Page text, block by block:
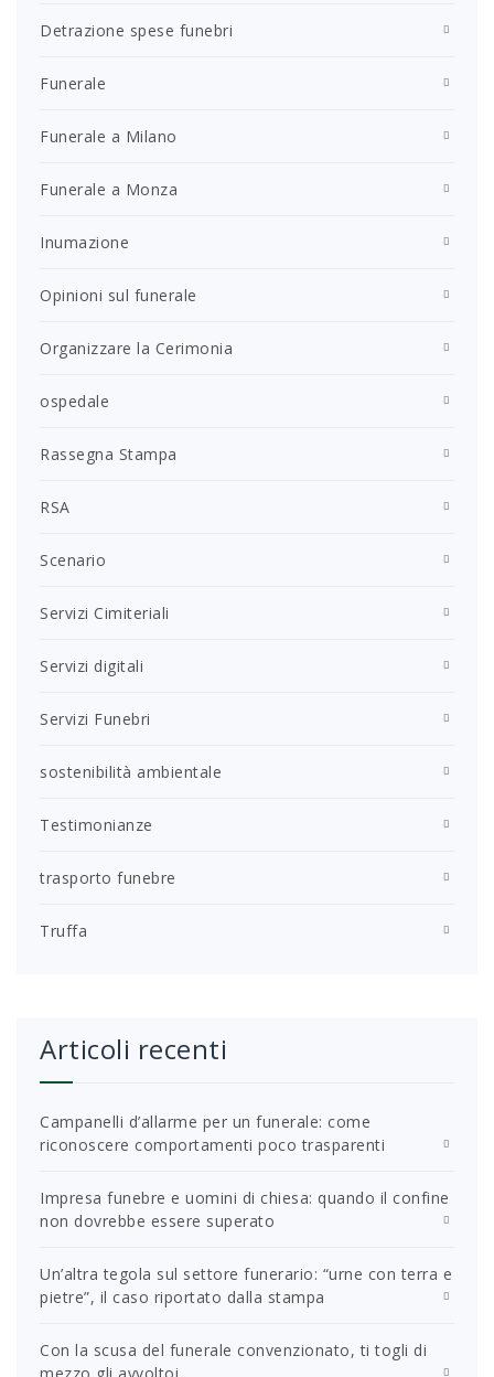
Detrazione spese funebri
Funerale
Funerale a Milano
Funerale a Monza
Inumazione
Opinioni sul funerale
Organizzare la Cerimonia
ospedale
Rassegna Stampa
RSA
Scenario
Servizi Cimiteriali
Servizi digitali
Servizi Funebri
sostenibilità ambientale
Testimonianze
trasporto funebre
Truffa
Articoli recenti
Campanelli d’allarme per un funerale: come
riconoscere comportamenti poco trasparenti
Impresa funebre e uomini di chiesa: quando il confine
non dovrebbe essere superato
Un’altra tegola sul settore funerario: “urne con terra e
pietre”, il caso riportato dalla stampa
Con la scusa del funerale convenzionato, ti togli di